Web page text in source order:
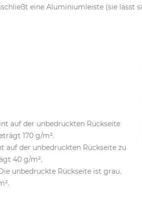
eine Aluminiumleiste (sie lässt
auf der unbedruckten Rückseite
170 g/m².
auf der unbedruckten Rückseite zu
40 g/m².
unbedruckte Rückseite ist grau.